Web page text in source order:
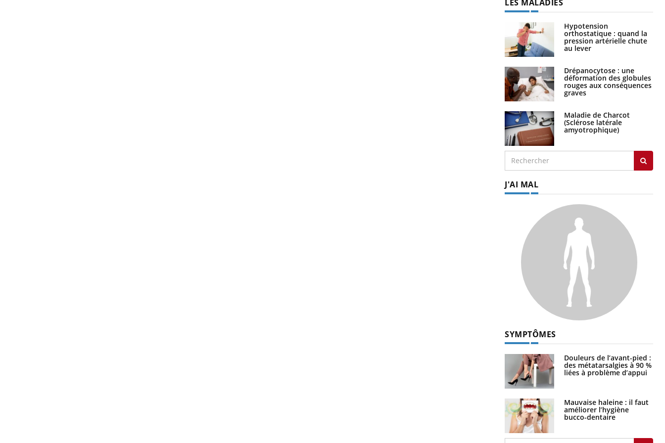
LES MALADIES
Hypotension
orthostatique : quand la
pression artérielle chute
au lever
Drépanocytose : une
déformation des globules
rouges aux conséquences
graves
Maladie de Charcot
(Sclérose latérale
amyotrophique)
J'AI MAL
SYMPTÔMES
Douleurs de l’avant-pied :
des métatarsalgies à 90 %
liées à problème d’appui
Mauvaise haleine : il faut
améliorer l’hygiène
bucco-dentaire